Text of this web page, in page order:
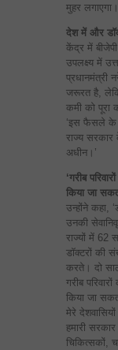
मुहर लगाएगा।
देश में और
केंद्र में
उपलक्ष्‍य में
प्रधानमंत्री
जरूरत है,
कमी को पूरा
‘इस फैसले के
राज्य
अधीन।’
‘गरीब
किया जा
उन्होंने कहा,
उनकी
राज्यों में 62
डॉक्टरों की
करते। दो
गरीब
किया जा
मेरे
हमारी
चिकित्सकों,